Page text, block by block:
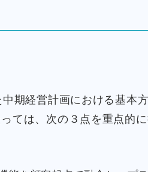
期経営計画における基本
ては、次の３点を重点的